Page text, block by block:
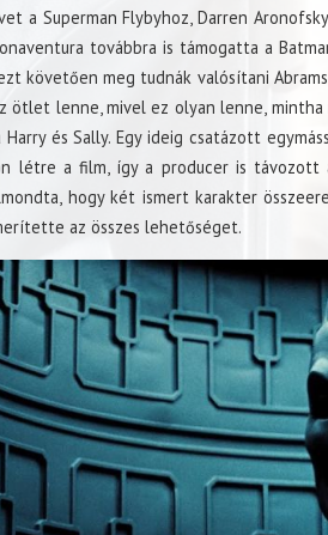
a Superman Flybyhoz, Darren
továbbra is támogatta a
követően meg tudnák valósítani
ötlet lenne, mivel ez olyan lenne,
és Sally. Egy ideig csatázott
létre a film, így a producer is távozott
hogy két ismert karakter
az összes lehetőséget.